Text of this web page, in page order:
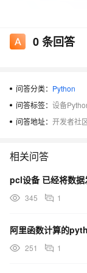
0条回答
问答分类： Python
问答标签： 设备
问答地址： 开发者社
相关问答
345 1
阿里函数计算的
251 1